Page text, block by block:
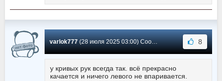
varlok777(28 июля 2025 03:00) Сообщение #3693 8
у кривых рук всегда так. всё прекрасно
качается и ничего левого не впаривается.